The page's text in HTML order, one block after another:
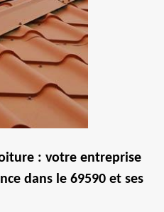
: votre entreprise
dans le 69590 et ses